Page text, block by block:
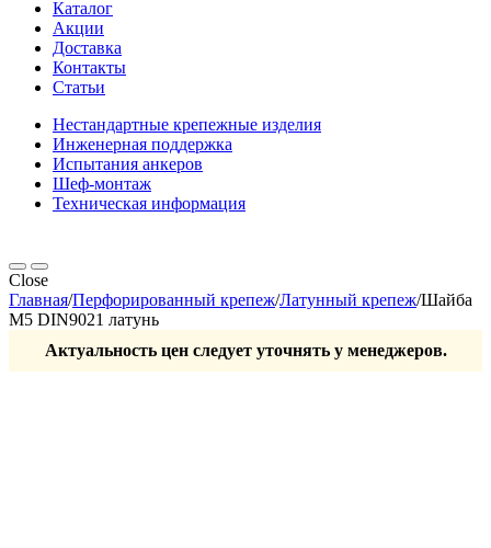
Каталог
Акции
Доставка
Контакты
Статьи
Нестандартные крепежные изделия
Инженерная поддержка
Испытания анкеров
Шеф-монтаж
Техническая информация
Close
Главная/Перфорированный крепеж/Латунный крепеж/Шайба
М5 DIN9021 латунь
Актуальность цен следует уточнять у менеджеров.